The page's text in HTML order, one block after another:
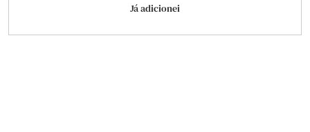
Já adicionei